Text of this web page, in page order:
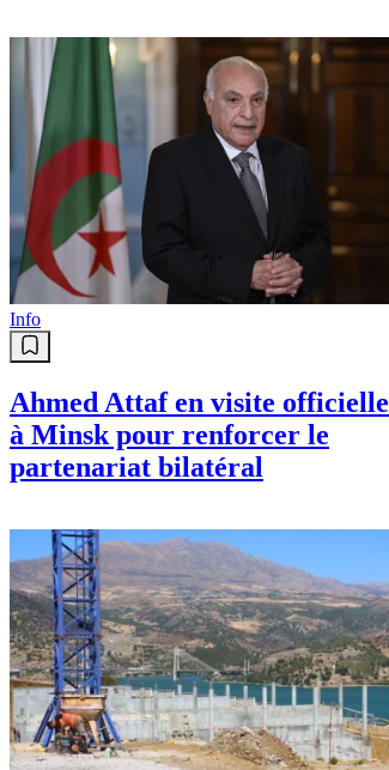
Info
Ahmed Attaf en visite officielle
à Minsk pour renforcer le
partenariat bilatéral